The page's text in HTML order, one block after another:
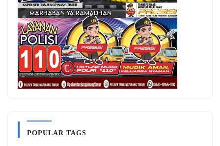
POPULAR TAGS